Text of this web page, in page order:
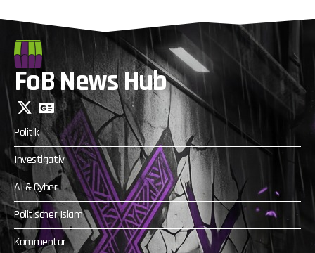
FoB News Hub
Politik
Investigativ
AI & Cyber
Politischer Islam
Kommentar